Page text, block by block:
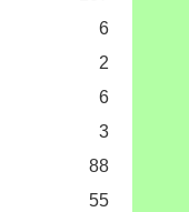
6
2
6
3
88
55